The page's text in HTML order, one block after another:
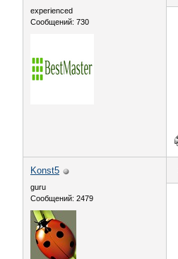
experienced
Сообщений: 730
Konst5
guru
Сообщений: 2479